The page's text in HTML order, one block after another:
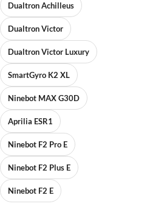
Dualtron Achilleus
Dualtron Victor
Dualtron Victor Luxury
SmartGyro K2 XL
Ninebot MAX G30D
Aprilia ESR1
Ninebot F2 Pro E
Ninebot F2 Plus E
Ninebot F2 E